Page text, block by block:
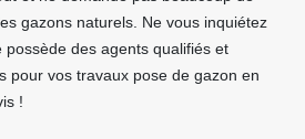
gazons naturels. Ne vous inquiétez
des agents qualifiés et
pour vos travaux pose de gazon en
!